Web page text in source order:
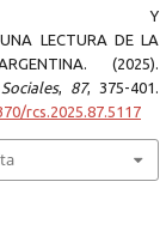
Y
LECTURA DE LA
(2025).
, 87, 375-401.
rcs.2025.87.5117